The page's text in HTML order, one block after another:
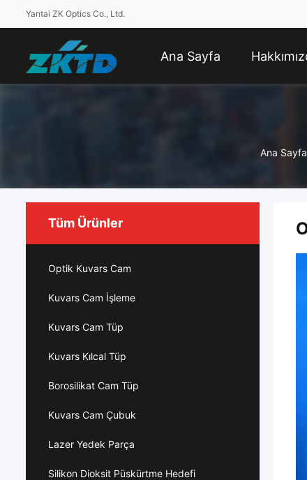
Yantai ZK Optics Co., Ltd.
Ana Sayfa
Ana Sayfa
Tüm Ürünler
Optik Kuvars Cam
Kuvars Cam İşleme
Kuvars Cam Tüp
Kuvars Kılcal Tüp
Borosilikat Cam Tüp
Kuvars Cam Çubuk
Lazer Yedek Parça
Silikon Dioksit Püskürtme Hedefi